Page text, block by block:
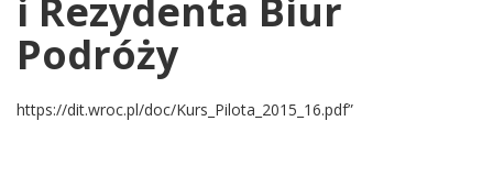
i Rezydenta Biur
Podróży
https://dit.wroc.pl/doc/Kurs_Pilota_2015_16.pdf”